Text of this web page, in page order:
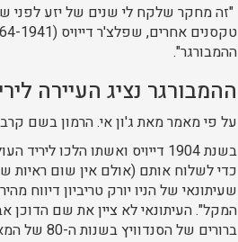
"זה מחקר שלקח לי שנים של יזע לפני
ההמבורגר".
ההמבורגר נציג העיירה
על פי מאמר מאת ג'ון אי. הרמון בשם קרב
בשנת 1904 דייויס ואשתו
כדי לשלוח אותם (אולם אין שום ראיות
שעיתונאי של הניו יורק טריביון דיווח
המקל". העיתונאי לא ציין את שם הדוכן
ברורים של הסנדוויץ בשנות ה-80 של המאה ה-19 אבל זכר את הממציא רק בתור "דייב הזקן".